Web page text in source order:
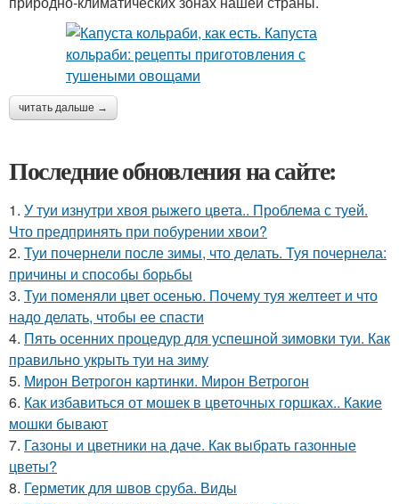
читать дальше →
Последние обновления на сайте:
1. У туи изнутри хвоя рыжего цвета.. Проблема с туей.
Что предпринять при побурении хвои?
2. Туи почернели после зимы, что делать. Туя почернела:
причины и способы борьбы
3. Туи поменяли цвет осенью. Почему туя желтеет и что
надо делать, чтобы ее спасти
4. Пять осенних процедур для успешной зимовки туи. Как
правильно укрыть туи на зиму
5. Мирон Ветрогон картинки. Мирон Ветрогон
6. Как избавиться от мошек в цветочных горшках.. Какие
мошки бывают
7. Газоны и цветники на даче. Как выбрать газонные
цветы?
8. Герметик для швов сруба. Виды